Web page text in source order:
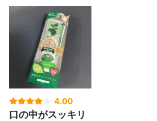
4.00
口の中がスッキリ